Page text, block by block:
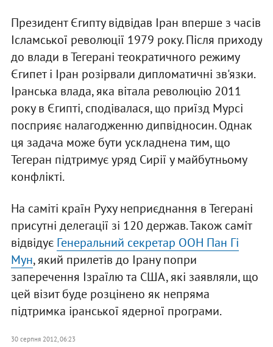
Президент Єгипту відвідав Іран вперше з часів
Ісламської революції 1979 року. Після приходу
до влади в Тегерані теократичного режиму
Єгипет і Іран розірвали дипломатичні зв'язки.
Іранська влада, яка вітала революцію 2011
року в Єгипті, сподівалася, що приїзд Мурсі
посприяє налагодженню дипвідносин. Однак
ця задача може бути ускладнена тим, що
Тегеран підтримує уряд Сирії у майбутньому
конфлікті.
На саміті країн Руху неприєднання в Тегерані
присутні делегації зі 120 держав. Також саміт
відвідує Генеральний секретар ООН Пан Гі
Мун, який прилетів до Ірану попри
заперечення Ізраїлю та США, які заявляли, що
цей візит буде розцінено як непряма
підтримка іранської ядерної програми.
30 серпня 2012, 06:23